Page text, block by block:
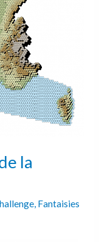
la
, Fantaisies